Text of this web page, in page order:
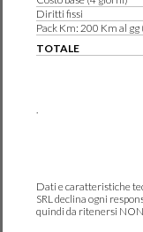
Diritti fissi
Pack Km: 200 Km al
TOTALE
.
Dati e caratteristiche
SRL declina ogni
quindi da ritenersi